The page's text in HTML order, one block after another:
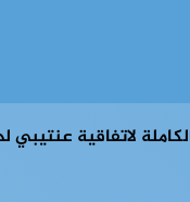
لاتفاقية